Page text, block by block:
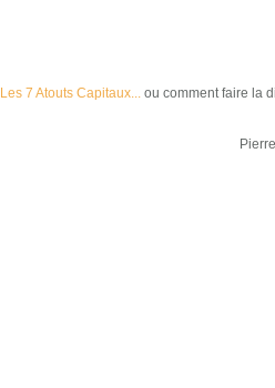
Les 7 Atouts Capitaux... ou comment faire la